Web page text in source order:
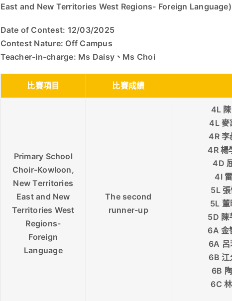
East and New Territories West Regions- Foreign Language)
Date of Contest: 12/03/2025
Contest Nature: Off Campus
Teacher-in-charge: Ms Daisy、Ms Choi
比賽項目 比賽成績
Primary School
Choir-Kowloon,
New Territories
East and New
Territories West
Regions-
Foreign
Language
The second
runner-up
4L
4L 麥
4R 李
4R 楊
4D
4I
5L
5L 董
5D 陳
6A 金
6A 呂
6B 江
6B
6C